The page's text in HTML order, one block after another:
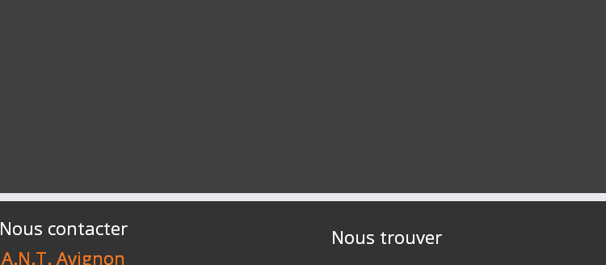
Nous contacter
A.N.T. Avignon
Nous trouver